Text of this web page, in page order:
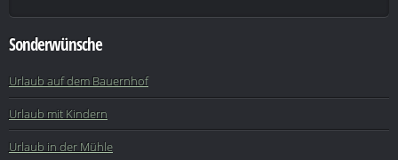
Sonderwünsche
Urlaub auf dem Bauernhof
Urlaub mit Kindern
Urlaub in der Mühle